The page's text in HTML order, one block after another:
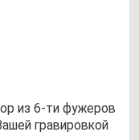
из 6-ти фу­же­ров
гра­ви­ров­кой